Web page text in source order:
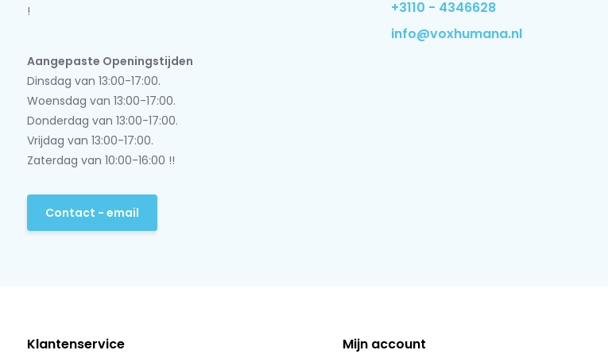
!
Aangepaste Openingstijden
Dinsdag van 13:00-17:00.
Woensdag van 13:00-17:00.
Donderdag van 13:00-17:00.
Vrijdag van 13:00-17:00.
Zaterdag van 10:00-16:00 !!
Contact - email
+3110 - 4346628
info@voxhumana.nl
Klantenservice Mijn account